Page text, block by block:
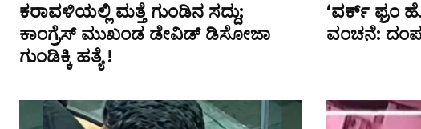
ಕರಾವಳಿಯಲ್ಲಿ ಮತ್ತೆ ಗುಂಡಿನ ಸದ್ದು;
ಕಾಂಗ್ರೆಸ್ ಮುಖಂಡ ಡೇವಿಡ್ ಡಿಸೋಜಾ
ಗುಂಡಿಕ್ಕಿ ಹತ್ಯೆ !
‘ವರ್ಕ್ ಫ್ರಂ
ವಂಚನೆ: